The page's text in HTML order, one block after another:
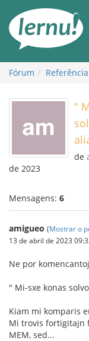
conteúdo
Fórum Referência
"
de
de 2023
Mensagens: 6
amigueo (Mostrar o
13 de abril de 2023
Ne por
" Mi-sxe konas
Kiam mi komparis
Mi trovis fortigitajn
MEM, sed...